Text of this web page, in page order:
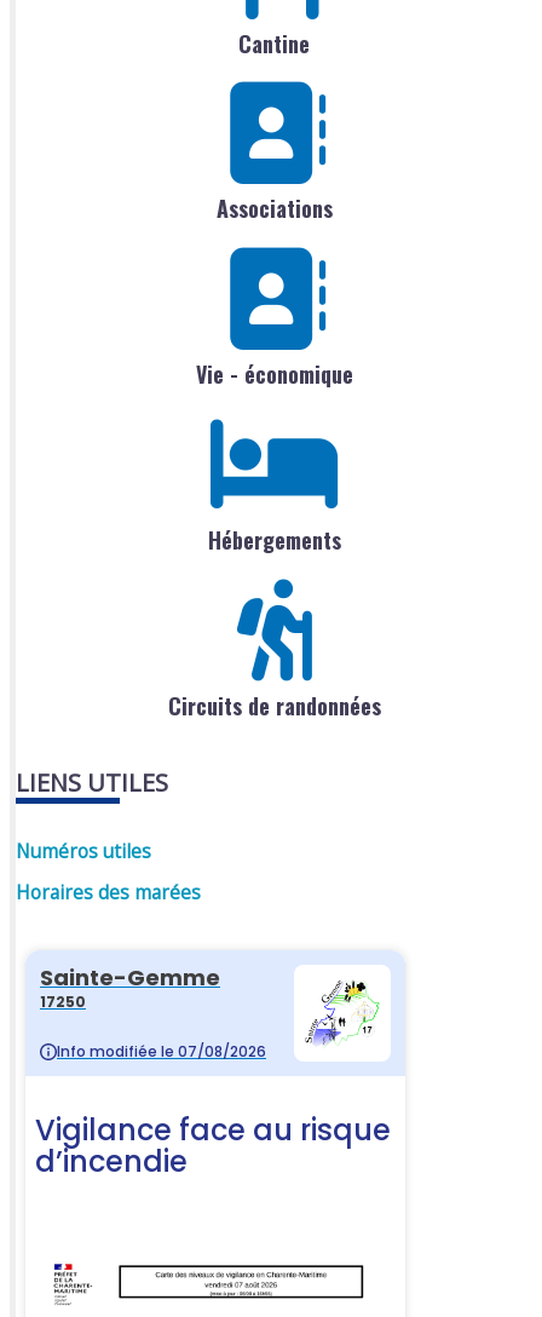
Cantine
Associations
Vie - économique
Hébergements
Circuits de randonnées
LIENS UTILES
Numéros utiles
Horaires des marées